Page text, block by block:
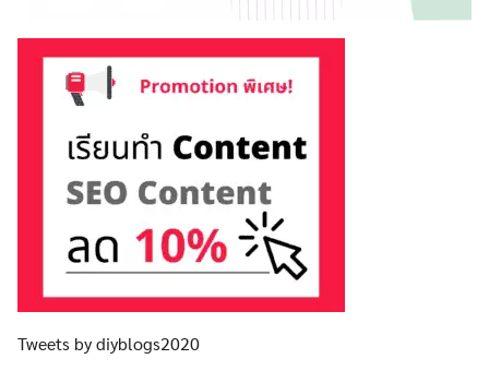
Tweets by diyblogs2020